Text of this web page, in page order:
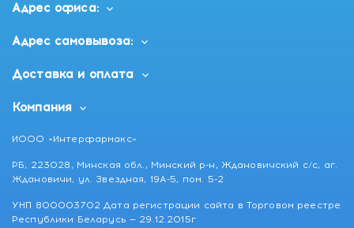
Адрес офиса:
Адрес самовывоза:
Доставка и оплата
Компания
ИООО «Интерфармакс»
РБ, 223028, Минская обл., Минский р-н, Ждановичский с/с, аг.
Ждановичи, ул. Звездная, 19А-5, пом. 5-2
УНП 800003702 Дата регистрации сайта в Торговом реестре
Республики Беларусь — 29.12.2015г